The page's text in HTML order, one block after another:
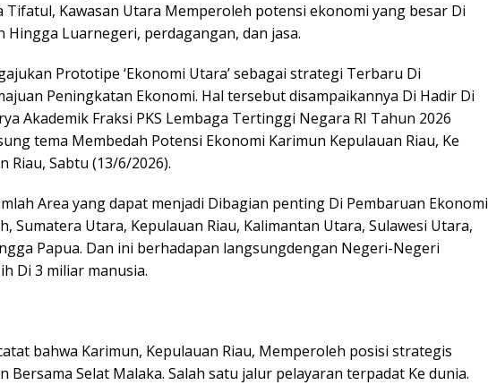
Tifatul, Kawasan Utara Memperoleh potensi ekonomi yang besar Di
Hingga Luarnegeri, perdagangan, dan jasa.
Prototipe ‘Ekonomi Utara’ sebagai strategi Terbaru Di
Peningkatan Ekonomi. Hal tersebut disampaikannya Di Hadir Di
Akademik Fraksi PKS Lembaga Tertinggi Negara RI Tahun 2026
tema Membedah Potensi Ekonomi Karimun Kepulauan Riau, Ke
Riau, Sabtu (13/6/2026).
Area yang dapat menjadi Dibagian penting Di Pembaruan Ekonomi
Sumatera Utara, Kepulauan Riau, Kalimantan Utara, Sulawesi Utara,
Papua. Dan ini berhadapan langsungdengan Negeri-Negeri
Di 3 miliar manusia.
bahwa Karimun, Kepulauan Riau, Memperoleh posisi strategis
Bersama Selat Malaka. Salah satu jalur pelayaran terpadat Ke dunia.